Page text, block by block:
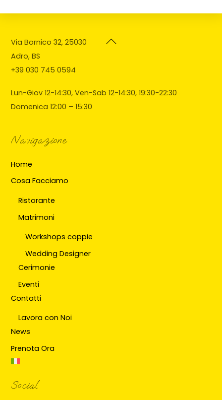
Back
Via Bornico 32, 25030
Adro, BS
+39 030 745 0594
Lun-Giov 12-14:30, Ven-Sab 12-14:30, 19:30-22:30
Domenica 12:00 – 15:30
Navigazione
Home
Cosa Facciamo
Ristorante
Matrimoni
Workshops coppie
Wedding Designer
Cerimonie
Eventi
Contatti
Lavora con Noi
News
Prenota Ora
Social